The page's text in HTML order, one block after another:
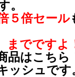
。
５倍セール
までですよ
品はこちら
シュです